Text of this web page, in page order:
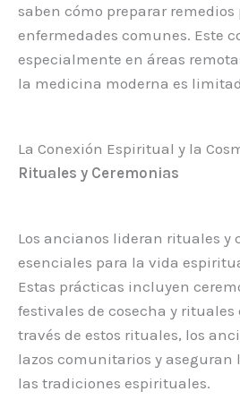
saben cómo preparar
enfermedades comunes. Este
especialmente en áreas
la medicina moderna es
La Conexión Espiritual y la
Rituales y Ceremonias
Los ancianos lideran rituales y
esenciales para la vida
Estas prácticas incluyen
festivales de cosecha y rituales
través de estos rituales, los
lazos comunitarios y
las tradiciones espirituales.